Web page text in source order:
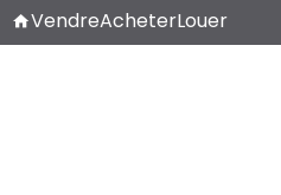
VendreAcheterLouer